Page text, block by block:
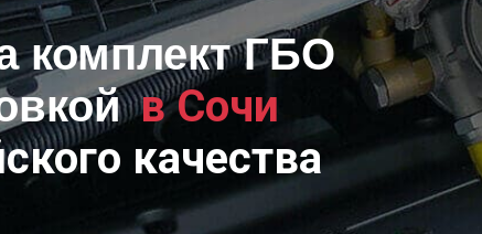
комплект ГБО
в Сочи
качества